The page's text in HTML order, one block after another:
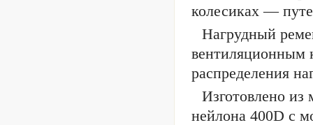
колесиках —
Нагрудный
вентиляционным
распределения
Изготовлено из
нейлона 400D с